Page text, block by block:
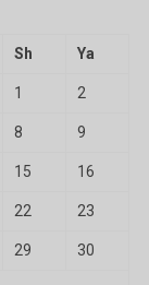
Sh Ya
1 2
8 9
15 16
22 23
29 30